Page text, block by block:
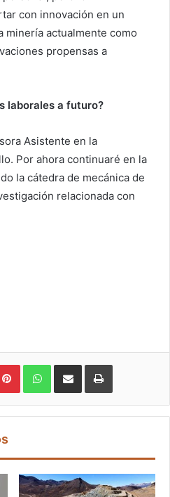
con innovación en un
minería actualmente como
propensas a
laborales a futuro?
Asistente en la
Por ahora continuaré en la
la cátedra de mecánica de
relacionada con
Pinterest WhatsApp